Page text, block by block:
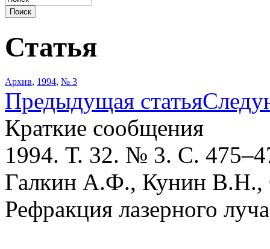
Статья
Архив, 1994, № 3
Предыдущая статья
Краткие сообщения
1994. Т. 32. № 3. С.
Галкин А.Ф., Кунин
Рефракция лазерного